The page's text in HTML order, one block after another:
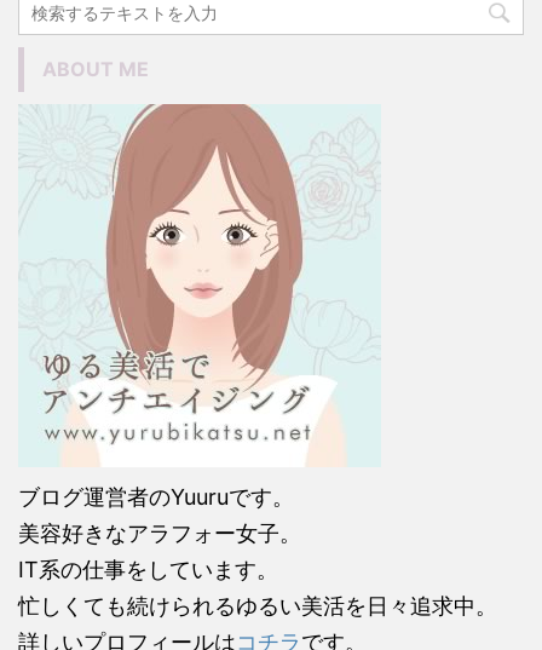
ABOUT ME
ブログ運営者のYuuruです。
美容好きなアラフォー女子。
IT系の仕事をしています。
忙しくても続けられるゆるい美活を日々追求中。
詳しいプロフィールはコチラです。